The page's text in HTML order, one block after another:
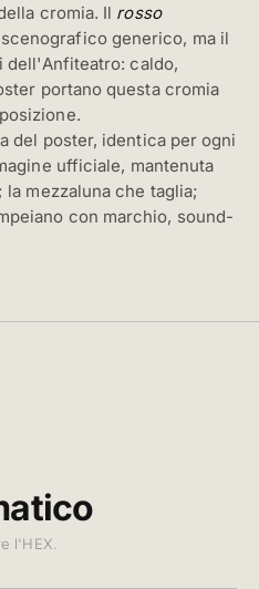
cromia. Il rosso
generico, ma il
caldo,
portano questa cromia
del poster, identica per ogni
ufficiale, mantenuta
mezzaluna che taglia;
con marchio, sound-
l'HEX.